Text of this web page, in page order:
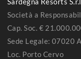
Società a
Cap. Soc. €
Sede Legale: 07020
Loc. Porto Cervo